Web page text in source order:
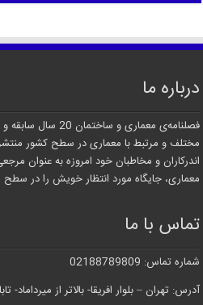
درباره ما
فصلنامه‌ی معماری و
مختلف و مرتبط با معماری در سطح کشور
اندرکاران و مخاطبان خود امروزه به عنوان
معماری، جایگاه مورد انتظار خویش را در
تماس با ما
شماره تماس: 02188789809
آدرس: تهران – بلوار افریقا- بالاتر از میرداماد- تابان غربی-